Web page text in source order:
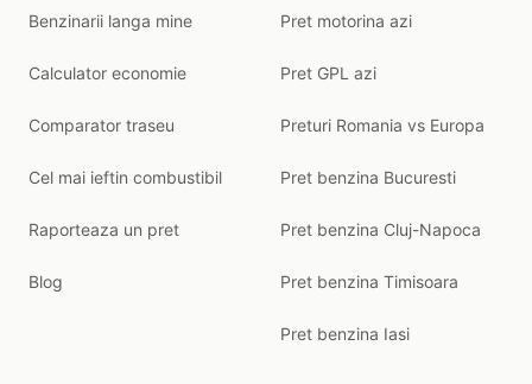
Benzinarii langa mine
Calculator economie
Comparator traseu
Cel mai ieftin combustibil
Raporteaza un pret
Blog
Pret motorina azi
Pret GPL azi
Preturi Romania vs Europa
Pret benzina Bucuresti
Pret benzina Cluj-Napoca
Pret benzina Timisoara
Pret benzina Iasi